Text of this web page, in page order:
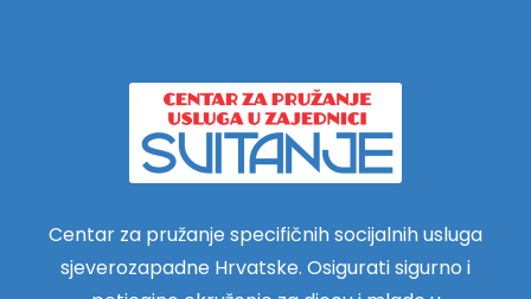
Centar za pružanje specifičnih socijalnih usluga
sjeverozapadne Hrvatske. Osigurati sigurno i